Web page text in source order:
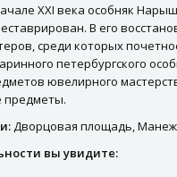
XXI века особняк
В его
среди которых
петербургского
ювелирного
предметы.
Дворцовая площадь,
вы увидите: